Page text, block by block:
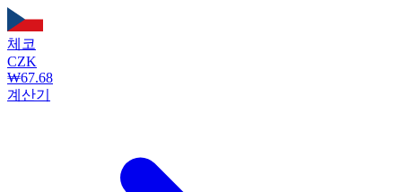
체코
CZK
₩67.68
계산기